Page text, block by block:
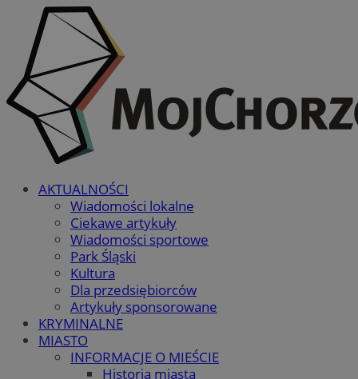
AKTUALNOŚCI
Wiadomości lokalne
Ciekawe artykuły
Wiadomości sportowe
Park Śląski
Kultura
Dla przedsiębiorców
Artykuły sponsorowane
KRYMINALNE
MIASTO
INFORMACJE O MIEŚCIE
Historia miasta